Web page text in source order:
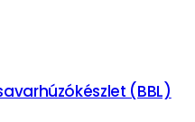
(BBL)